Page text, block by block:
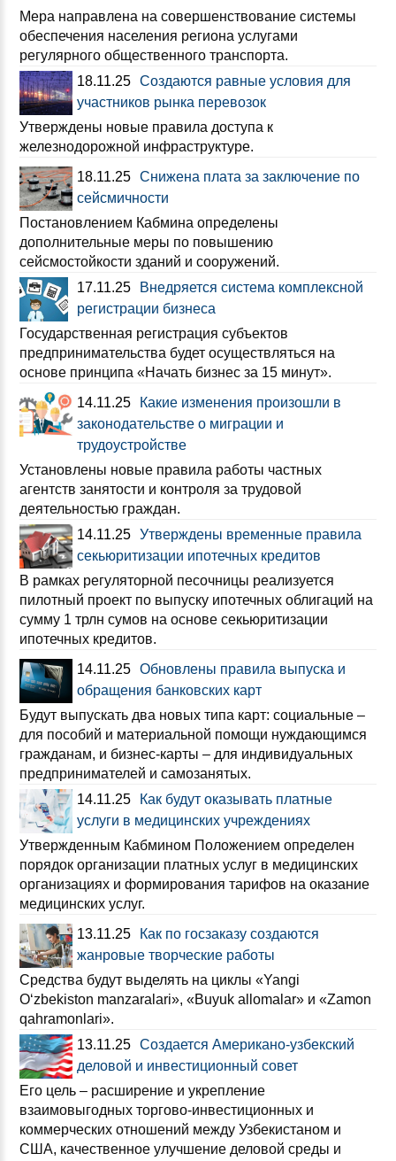
Мера направлена на совершенствование системы
обеспечения населения региона услугами
регулярного общественного транспорта.
18.11.25 Создаются равные условия для
участников рынка перевозок
Утверждены новые правила доступа к
железнодорожной инфраструктуре.
18.11.25 Снижена плата за заключение по
сейсмичности
Постановлением Кабмина определены
дополнительные меры по повышению
сейсмостойкости зданий и сооружений.
17.11.25
Внедряется система комплексной
регистрации бизнеса
Государственная регистрация субъектов
предпринимательства будет осуществляться на
основе принципа «Начать бизнес за 15 минут».
14.11.25
Какие изменения произошли в
законодательстве о миграции и
трудоустройстве
Установлены новые правила работы частных
агентств занятости и контроля за трудовой
деятельностью граждан.
14.11.25 Утверждены временные правила
секьюритизации ипотечных кредитов
В рамках регуляторной песочницы реализуется
пилотный проект по выпуску ипотечных облигаций на
сумму 1 трлн сумов на основе секьюритизации
ипотечных кредитов.
14.11.25 Обновлены правила выпуска и
обращения банковских карт
Будут выпускать два новых типа карт: социальные –
для пособий и материальной помощи нуждающимся
гражданам, и бизнес-карты – для индивидуальных
предпринимателей и самозанятых.
14.11.25
Как будут оказывать платные
услуги в медицинских учреждениях
Утвержденным Кабмином Положением определен
порядок организации платных услуг в медицинских
организациях и формирования тарифов на оказание
медицинских услуг.
13.11.25
Как по госзаказу создаются
жанровые творческие работы
Средства будут выделять на циклы «Yangi
O‘zbekiston manzaralari», «Buyuk allomalar» и «Zamon
qahramonlari».
13.11.25 Создается Американо-узбекский
деловой и инвестиционный совет
Его цель – расширение и укрепление
взаимовыгодных торгово-инвестиционных и
коммерческих отношений между Узбекистаном и
США, качественное улучшение деловой среды и